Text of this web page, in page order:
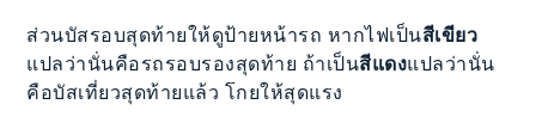
ส่วนบัสรอบสุดท้ายให้ดูป้ายหน้ารถ หากไฟเป็นสีเขียว
แปลว่านั่นคือรถรอบรองสุดท้าย ถ้าเป็นสีแดงแปลว่านั่น
คือบัสเที่ยวสุดท้ายแล้ว โกยให้สุดแรง